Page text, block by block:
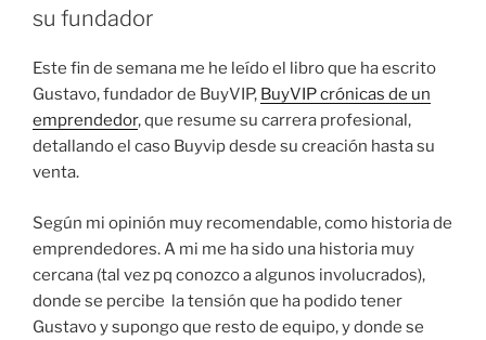
su fundador
Este fin de semana me he leído el libro que ha escrito
Gustavo, fundador de BuyVIP, BuyVIP crónicas de un
emprendedor, que resume su carrera profesional,
detallando el caso Buyvip desde su creación hasta su
venta.
Según mi opinión muy recomendable, como historia de
emprendedores. A mi me ha sido una historia muy
cercana (tal vez pq conozco a algunos involucrados),
donde se percibe la tensión que ha podido tener
Gustavo y supongo que resto de equipo, y donde se